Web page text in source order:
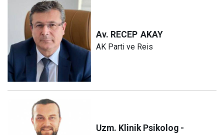
Av. RECEP AKAY
AK Parti ve Reis
Uzm. Klinik Psikolog -